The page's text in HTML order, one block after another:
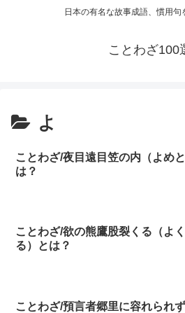
日本の有名な故事成語、慣用句
ことわざ100
よ
ことわざ/夜目遠目笠の内（よめ
は？
ことわざ/欲の熊鷹股裂くる（よ
る）とは？
ことわざ/預言者郷里に容れられ